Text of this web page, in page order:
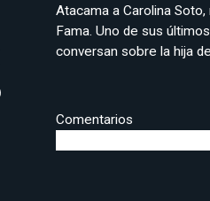
Atacama a Carolina
Fama. Uno de sus
conversan sobre la hija
Comentarios